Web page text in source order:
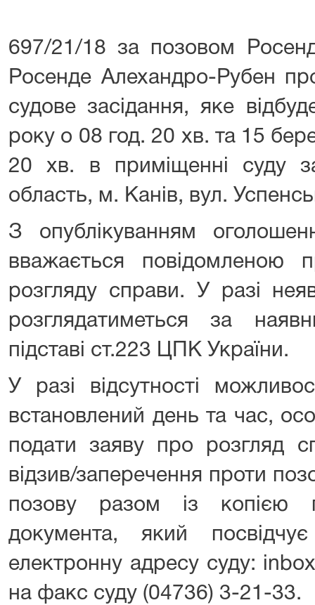
697/21/18 за позовом
Росенде Алехандро-Рубен
судове засідання, яке
року о 08 год. 20 хв. та 15
20 хв. в приміщенні суду
область, м. Канів, вул.
З опублікуванням
вважається повідомленою
розгляду справи. У разі
розглядатиметься за
підставі ст.223 ЦПК України.
У разі відсутності
встановлений день та час,
подати заяву про розгляд
відзив/заперечення проти
позову разом із копією
документа, який
електронну адресу суду:
на факс суду (04736) 3-21-33.